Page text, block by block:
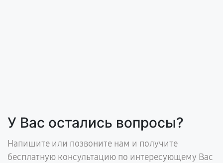
У Вас остались вопросы?
Напишите или позвоните нам и получите
бесплатную консультацию по интересующему Вас